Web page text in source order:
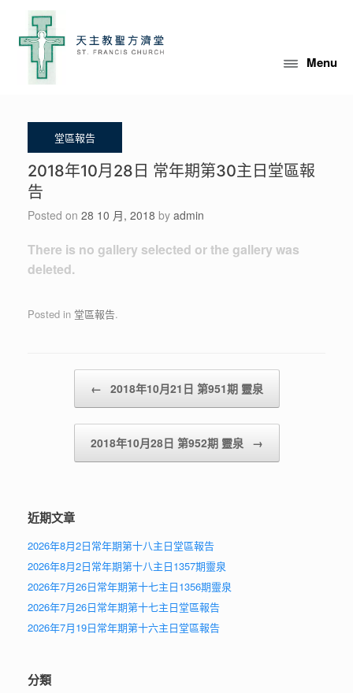
content
Menu
2018年10月28日 常年期第30主日堂區報
告
Posted on 28 10 月, 2018 by admin
There is no gallery selected or the gallery was
deleted.
Posted in 堂區報告.
Post navigation
← 2018年10月21日 第951期 靈泉
2018年10月28日 第952期 靈泉 →
近期文章
2026年8月2日常年期第十八主日堂區報告
2026年8月2日常年期第十八主日1357期靈泉
2026年7月26日常年期第十七主日1356期靈泉
2026年7月26日常年期第十七主日堂區報告
2026年7月19日常年期第十六主日堂區報告
分類